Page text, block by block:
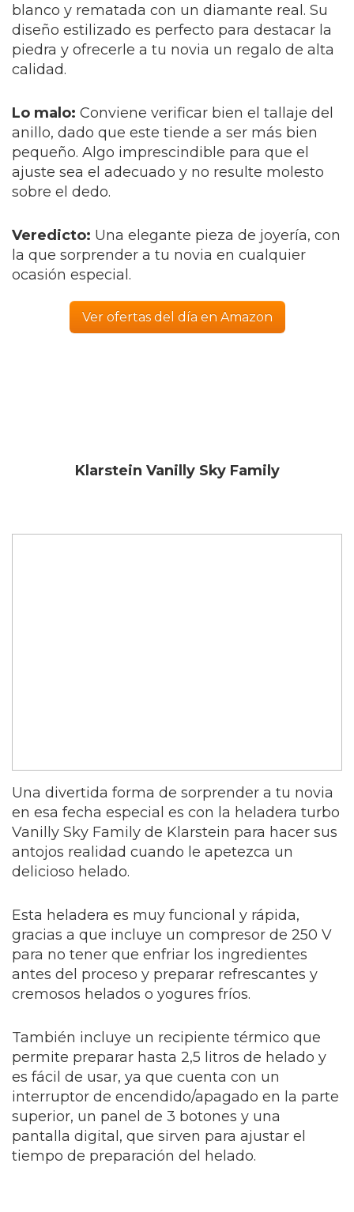
blanco y rematada con un diamante real. Su
diseño estilizado es perfecto para destacar la
piedra y ofrecerle a tu novia un regalo de alta
calidad.
Lo malo: Conviene verificar bien el tallaje del
anillo, dado que este tiende a ser más bien
pequeño. Algo imprescindible para que el
ajuste sea el adecuado y no resulte molesto
sobre el dedo.
Veredicto: Una elegante pieza de joyería, con
la que sorprender a tu novia en cualquier
ocasión especial.
Ver ofertas del día en Amazon
Klarstein Vanilly Sky Family
Una divertida forma de sorprender a tu novia
en esa fecha especial es con la heladera turbo
Vanilly Sky Family de Klarstein para hacer sus
antojos realidad cuando le apetezca un
delicioso helado.
Esta heladera es muy funcional y rápida,
gracias a que incluye un compresor de 250 V
para no tener que enfriar los ingredientes
antes del proceso y preparar refrescantes y
cremosos helados o yogures fríos.
También incluye un recipiente térmico que
permite preparar hasta 2,5 litros de helado y
es fácil de usar, ya que cuenta con un
interruptor de encendido/apagado en la parte
superior, un panel de 3 botones y una
pantalla digital, que sirven para ajustar el
tiempo de preparación del helado.